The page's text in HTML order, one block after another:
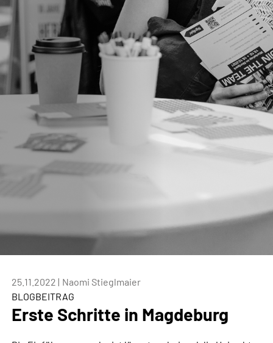
25.11.2022 | Naomi Stieglmaier
BLOGBEITRAG
Erste Schritte in Magdeburg